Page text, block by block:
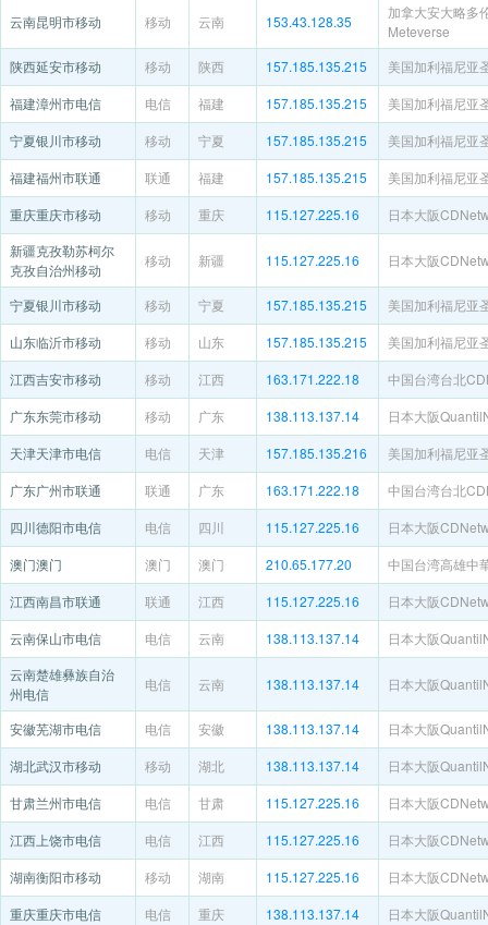
云南昆明市移动 移动 云南 153.43.128.35
加拿大安大略多
Meteverse
陕西延安市移动
移动 陕西 157.185.135.215
美国加利福尼亚
福建漳州市电信
电信 福建 157.185.135.215
美国加利福尼亚
宁夏银川市移动
移动 宁夏 157.185.135.215
美国加利福尼亚
福建福州市联通
联通 福建 157.185.135.215
美国加利福尼亚
重庆重庆市移动
移动 重庆 115.127.225.16
日本大阪
新疆克孜勒苏柯尔
克孜自治州移动
移动 新疆 115.127.225.16 日本大阪
宁夏银川市移动 移动 宁夏 157.185.135.215
美国加利福尼亚
山东临沂市移动
移动 山东 157.185.135.215
美国加利福尼亚
江西吉安市移动
移动 江西 163.171.222.18
中国台湾台北
广东东莞市移动
移动 广东 138.113.137.14
日本大阪
天津天津市电信
电信 天津 157.185.135.216
美国加利福尼亚
广东广州市联通
联通 广东 163.171.222.18
中国台湾台北
四川德阳市电信
电信 四川 115.127.225.16
日本大阪
澳门澳门
澳门 澳门 210.65.177.20
中国台湾高雄中
江西南昌市联通
联通 江西 115.127.225.16
日本大阪
云南保山市电信
电信 云南 138.113.137.14
日本大阪
云南楚雄彝族自治
州电信
电信 云南 138.113.137.14 日本大阪
安徽芜湖市电信 电信 安徽 138.113.137.14
日本大阪
湖北武汉市移动
移动 湖北 138.113.137.14
日本大阪
甘肃兰州市电信
电信 甘肃 115.127.225.16
日本大阪
江西上饶市电信
电信 江西 115.127.225.16
日本大阪
湖南衡阳市移动
移动 湖南 115.127.225.16
日本大阪
重庆重庆市电信
电信 重庆 138.113.137.14
日本大阪